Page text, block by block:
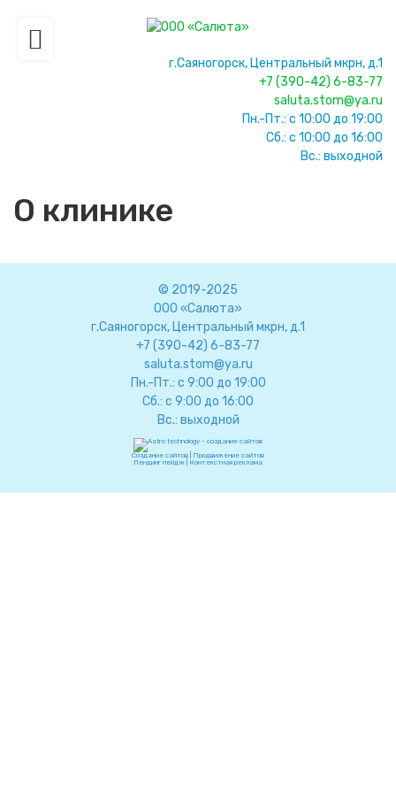
г.Саяногорск, Центральный мкрн, д.1
+7 (390-42) 6-83-77
saluta.stom@ya.ru
Пн.-Пт.: с 10:00 до 19:00
Сб.: с 10:00 до 16:00
Вс.: выходной
О клинике
© 2019-2025
ООО «Салюта»
г.Саяногорск, Центральный мкрн, д.1
+7 (390-42) 6-83-77
saluta.stom@ya.ru
Пн.-Пт.: с 9:00 до 19:00
Сб.: с 9:00 до 16:00
Вс.: выходной
Создание сайтов
Продвижение сайтов
Лендинг пейдж
Контекстная реклама